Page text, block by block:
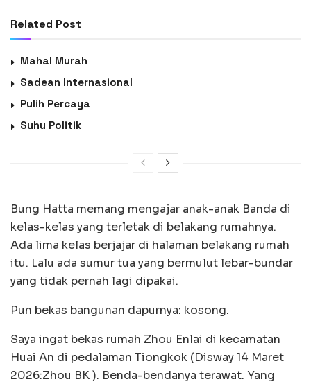
Related Post
Mahal Murah
Sadean Internasional
Pulih Percaya
Suhu Politik
Bung Hatta memang mengajar anak-anak Banda di
kelas-kelas yang terletak di belakang rumahnya.
Ada lima kelas berjajar di halaman belakang rumah
itu. Lalu ada sumur tua yang bermulut lebar-bundar
yang tidak pernah lagi dipakai.
Pun bekas bangunan dapurnya: kosong.
Saya ingat bekas rumah Zhou Enlai di kecamatan
Huai An di pedalaman Tiongkok (Disway 14 Maret
2026:Zhou BK ). Benda-bendanya terawat. Yang